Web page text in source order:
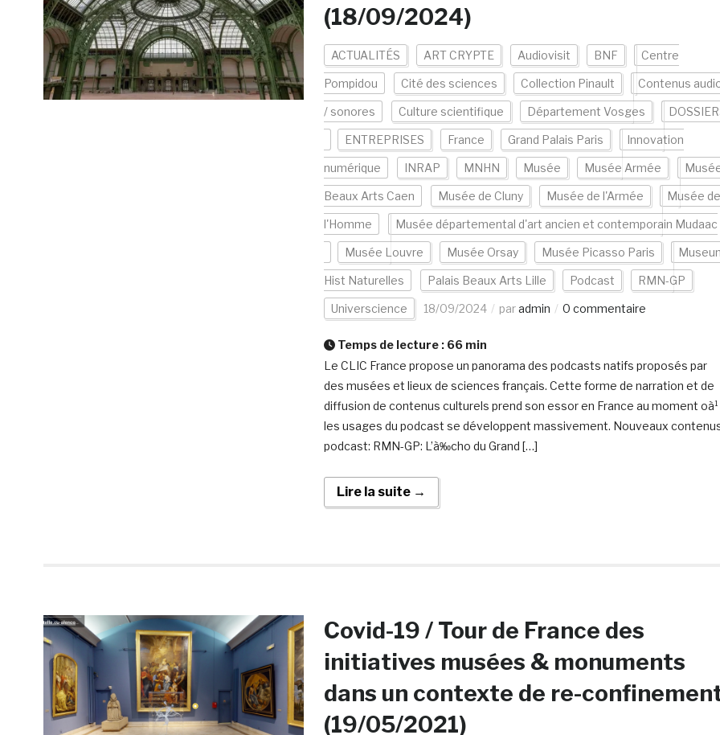
(18/09/2024)
ACTUALITÉS ART CRYPTE Audiovisit BNF Centre
Pompidou Cité des sciences Collection Pinault Contenus
/ sonores Culture scientifique Département Vosges
ENTREPRISES France Grand Palais Paris Innovation
numérique INRAP MNHN Musée Musée Armée
Beaux Arts Caen Musée de Cluny Musée de l'Armée Musée de
l'Homme Musée départemental d'art ancien et contemporain Mudaac
Musée Louvre Musée Orsay Musée Picasso Paris
Hist Naturelles Palais Beaux Arts Lille Podcast RMN-GP
Universcience 18/09/2024 paradmin 0 commentaire
Temps de lecture : 66 min
Le CLIC France propose un panorama des podcasts natifs proposés par
des musées et lieux de sciences français. Cette forme de narration et de
diffusion de contenus culturels prend son essor en France au moment oà¹
les usages du podcast se développent massivement. Nouveaux
podcast: RMN-GP: L’à‰cho du Grand […]
Lire la suite →
Covid-19 / Tour de France des
initiatives musées & monuments
dans un contexte de re-
(19/05/2021)